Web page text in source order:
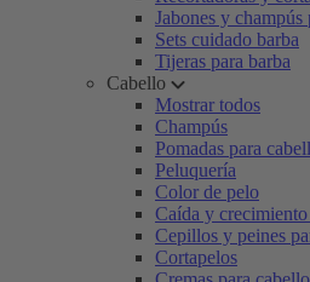
Jabones y champús
Sets cuidado barba
Tijeras para barba
Cabello
Mostrar todos
Champús
Pomadas para
Peluquería
Color de pelo
Caída y
Cepillos y peines
Cortapelos